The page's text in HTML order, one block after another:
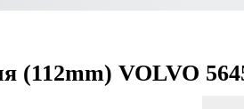
(112mm) VOLVO